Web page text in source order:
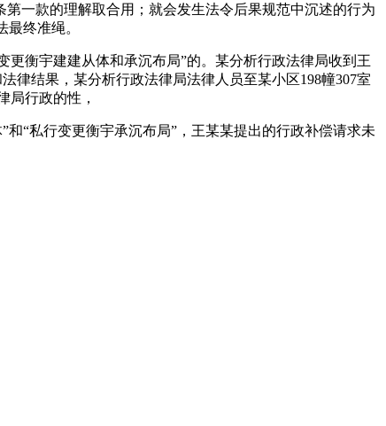
一款的理解取合用；就会发生法令后果规范中沉述的行为
终准绳。
衡宇建建从体和承沉布局”的。某分析行政法律局收到王
律结果，某分析行政法律局法律人员至某小区198幢307室
局行政的性，
“私行变更衡宇承沉布局”，王某某提出的行政补偿请求未